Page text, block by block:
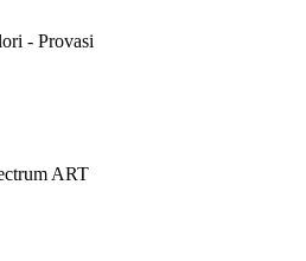
- Provasi
ART